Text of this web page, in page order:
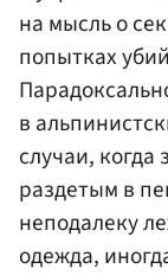
на мысль о
попытках
в
случаи,
раздетым в
неподалеку
одежда,